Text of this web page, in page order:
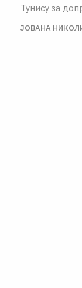
Тунису за
ЈОВАНА